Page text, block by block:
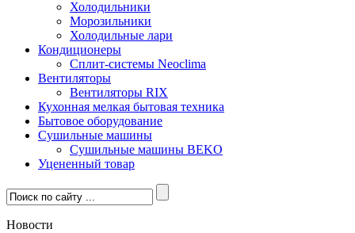
Холодильники
Морозильники
Холодильные лари
Кондиционеры
Сплит-системы Neoclima
Вентиляторы
Вентиляторы RIX
Кухонная мелкая бытовая техника
Бытовое оборудование
Сушильные машины
Сушильные машины BEKO
Уцененный товар
Новости